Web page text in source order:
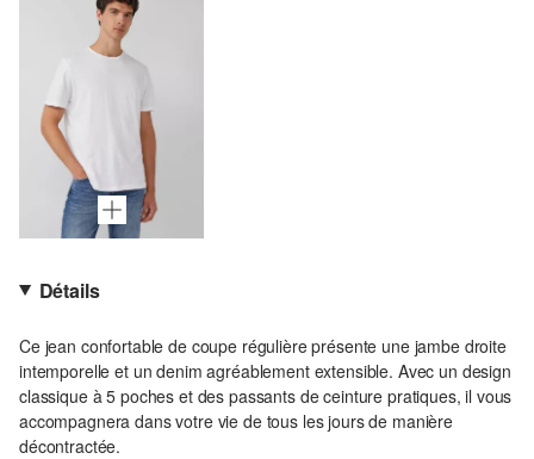
Détails
Ce jean confortable de coupe régulière présente une jambe droite
intemporelle et un denim agréablement extensible. Avec un design
classique à 5 poches et des passants de ceinture pratiques, il vous
accompagnera dans votre vie de tous les jours de manière
décontractée.